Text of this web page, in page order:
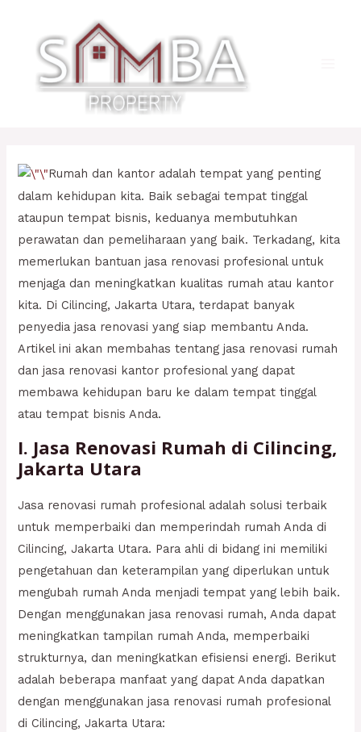
konten
Rumah dan kantor adalah tempat yang penting
dalam kehidupan kita. Baik sebagai tempat tinggal
ataupun tempat bisnis, keduanya membutuhkan
perawatan dan pemeliharaan yang baik. Terkadang, kita
memerlukan bantuan jasa renovasi profesional untuk
menjaga dan meningkatkan kualitas rumah atau kantor
kita. Di Cilincing, Jakarta Utara, terdapat banyak
penyedia jasa renovasi yang siap membantu Anda.
Artikel ini akan membahas tentang jasa renovasi rumah
dan jasa renovasi kantor profesional yang dapat
membawa kehidupan baru ke dalam tempat tinggal
atau tempat bisnis Anda.
I. Jasa Renovasi Rumah di Cilincing,
Jakarta Utara
Jasa renovasi rumah profesional adalah solusi terbaik
untuk memperbaiki dan memperindah rumah Anda di
Cilincing, Jakarta Utara. Para ahli di bidang ini memiliki
pengetahuan dan keterampilan yang diperlukan untuk
mengubah rumah Anda menjadi tempat yang lebih baik.
Dengan menggunakan jasa renovasi rumah, Anda dapat
meningkatkan tampilan rumah Anda, memperbaiki
strukturnya, dan meningkatkan efisiensi energi. Berikut
adalah beberapa manfaat yang dapat Anda dapatkan
dengan menggunakan jasa renovasi rumah profesional
di Cilincing, Jakarta Utara: